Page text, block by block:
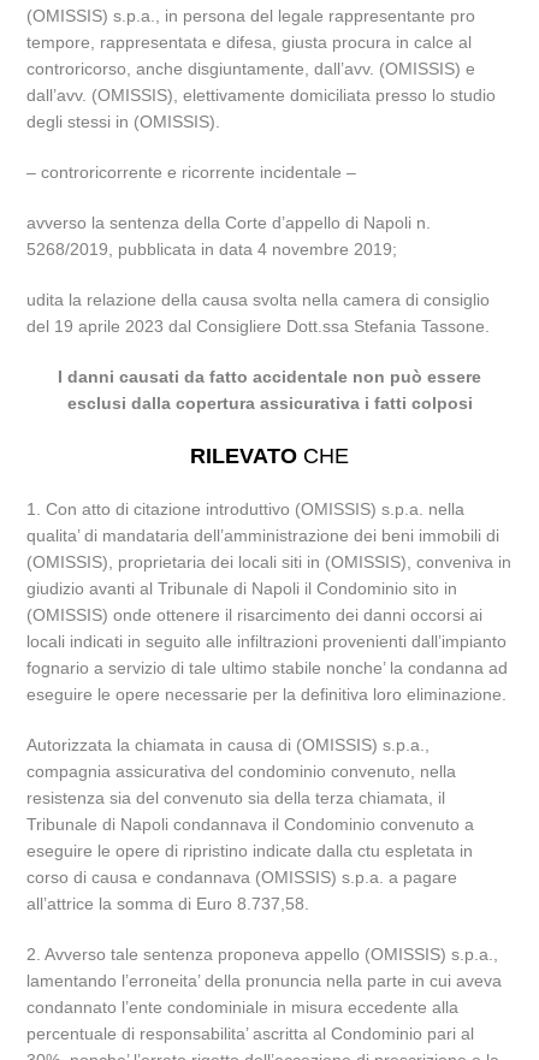
(OMISSIS) s.p.a., in persona del legale rappresentante pro
tempore, rappresentata e difesa, giusta procura in calce al
controricorso, anche disgiuntamente, dall’avv. (OMISSIS) e
dall’avv. (OMISSIS), elettivamente domiciliata presso lo studio
degli stessi in (OMISSIS).
– controricorrente e ricorrente incidentale –
avverso la sentenza della Corte d’appello di Napoli n.
5268/2019, pubblicata in data 4 novembre 2019;
udita la relazione della causa svolta nella camera di consiglio
del 19 aprile 2023 dal Consigliere Dott.ssa Stefania Tassone.
I danni causati da fatto accidentale non può essere
esclusi dalla copertura assicurativa i fatti colposi
RILEVATO CHE
1. Con atto di citazione introduttivo (OMISSIS) s.p.a. nella
qualita’ di mandataria dell’amministrazione dei beni immobili di
(OMISSIS), proprietaria dei locali siti in (OMISSIS), conveniva in
giudizio avanti al Tribunale di Napoli il Condominio sito in
(OMISSIS) onde ottenere il risarcimento dei danni occorsi ai
locali indicati in seguito alle infiltrazioni provenienti dall’impianto
fognario a servizio di tale ultimo stabile nonche’ la condanna ad
eseguire le opere necessarie per la definitiva loro eliminazione.
Autorizzata la chiamata in causa di (OMISSIS) s.p.a.,
compagnia assicurativa del condominio convenuto, nella
resistenza sia del convenuto sia della terza chiamata, il
Tribunale di Napoli condannava il Condominio convenuto a
eseguire le opere di ripristino indicate dalla ctu espletata in
corso di causa e condannava (OMISSIS) s.p.a. a pagare
all’attrice la somma di Euro 8.737,58.
2. Avverso tale sentenza proponeva appello (OMISSIS) s.p.a.,
lamentando l’erroneita’ della pronuncia nella parte in cui aveva
condannato l’ente condominiale in misura eccedente alla
percentuale di responsabilita’ ascritta al Condominio pari al